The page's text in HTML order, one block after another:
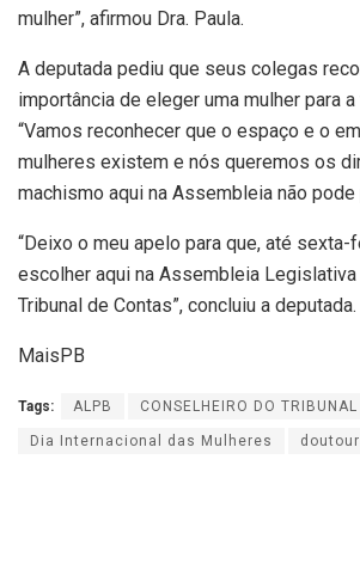
mulher”, afirmou Dra. Paula.
A deputada pediu que seus colegas
importância de eleger uma mulher para a
“Vamos reconhecer que o espaço e o
mulheres existem e nós queremos os
machismo aqui na Assembleia não pode
“Deixo o meu apelo para que, até
escolher aqui na Assembleia Legislativa
Tribunal de Contas”, concluiu a deputada.
MaisPB
Tags: ALPB CONSELHEIRO DO
Dia Internacional das Mulheres